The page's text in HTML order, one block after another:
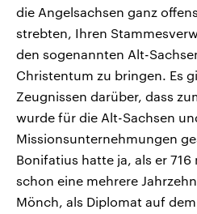
die Angelsachsen ganz
strebten, Ihren
den sogenannten Alt-
Christentum zu bringen. Es
Zeugnissen darüber, dass
wurde für die Alt-Sachsen
Missionsunternehmungen
Bonifatius hatte ja, als er
schon eine mehrere
Mönch, als Diplomat auf